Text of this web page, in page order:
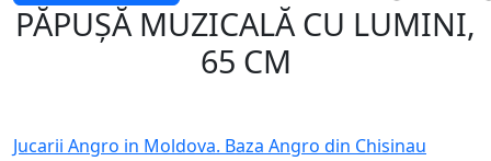
PĂPUȘĂ MUZICALĂ CU LUMINI,
65 CM
Jucarii Angro in Moldova. Baza Angro din Chisinau